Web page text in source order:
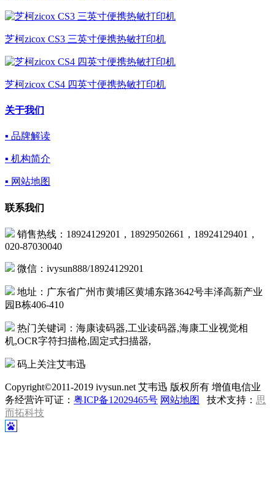
芝柯zicox CS3 三英寸便携热敏打印机
芝柯zicox CS4 四英寸便携热敏打印机
关于我们
▪ 品牌解读
▪ 机构简介
▪ 网站地图
联系我们
销售热线：18924129201，18929502661，18924129401，
020-87030040
微信：ivysun888/18924129201
地址：广东省广州市黄埔区黄埔东路3642号丰泽高新产业
园B栋406-410
热门关键词：海康读码器,工业读码器,海康工业视觉相
机,OCR字符扫描枪,固定式扫描器,
码上关注艾韦迅
Copyright©2011-2019 ivysun.net 艾韦迅 版权所有 增值电信业
务经营许可证： 粤ICP备12029465号 网站地图 技术支持： 思
而拓科技